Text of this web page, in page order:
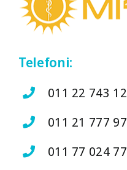
Telefoni:
011 22 743 12
011 21 777 97
011 77 024 77